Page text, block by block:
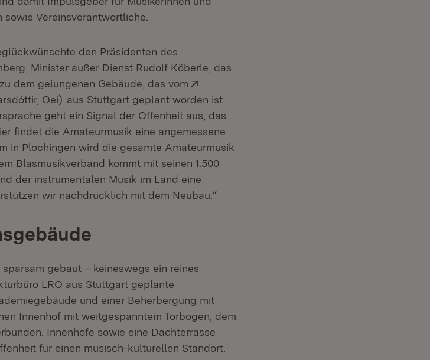
Vereinsverantwortliche.
den Präsidenten des
Minister außer Dienst Rudolf Köberle, das
dem gelungenen Gebäude, das vom
Oei) (Öffnet in neuem Fenster)
aus Stuttgart geplant worden ist:
geht ein Signal der Offenheit aus, das
findet die Amateurmusik eine angemessene
in Plochingen wird die gesamte Amateurmusik
Blasmusikverband kommt mit seinen 1.500
der instrumentalen Musik im Land eine
wir nachdrücklich mit dem Neubau.“
gebaut – keineswegs ein reines
LRO aus Stuttgart geplante
und einer Beherbergung mit
Innenhof mit weitgespanntem Torbogen, dem
Innenhöfe sowie eine Dachterrasse
für einen musisch-kulturellen Standort.